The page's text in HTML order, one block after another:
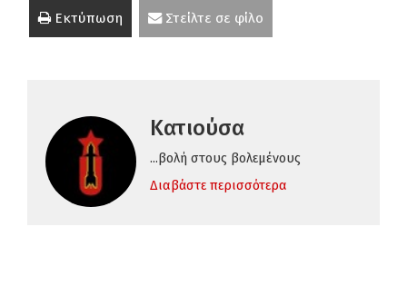
Εκτύπωση Στείλτε σε φίλο
Κατιούσα
...βολή στους βολεμένους
Διαβάστε περισσότερα